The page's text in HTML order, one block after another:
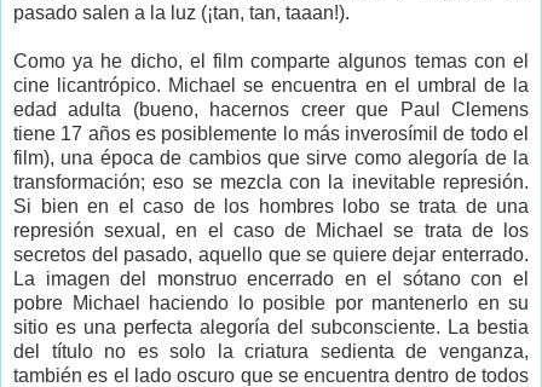
pasado salen a la luz (¡tan, tan, taaan!).
Como ya he dicho, el film comparte algunos temas con el
cine licantrópico. Michael se encuentra en el umbral de la
edad adulta (bueno, hacernos creer que Paul Clemens
tiene 17 años es posiblemente lo más inverosímil de todo el
film), una época de cambios que sirve como alegoría de la
transformación; eso se mezcla con la inevitable represión.
Si bien en el caso de los hombres lobo se trata de una
represión sexual, en el caso de Michael se trata de los
secretos del pasado, aquello que se quiere dejar enterrado.
La imagen del monstruo encerrado en el sótano con el
pobre Michael haciendo lo posible por mantenerlo en su
sitio es una perfecta alegoría del subconsciente. La bestia
del título no es solo la criatura sedienta de venganza,
también es el lado oscuro que se encuentra dentro de todos